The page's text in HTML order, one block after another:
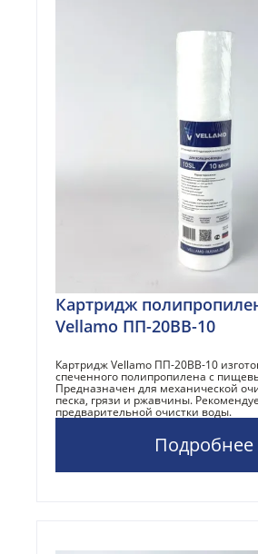
Картридж
Vellamo ПП-20BB-10
Картридж Vellamo ПП-20BB-10
спеченного полипропилена с
Предназначен для механической
песка, грязи и ржавчины.
предварительной очистки воды.
Подробнее